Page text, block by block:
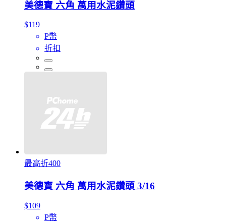
美德寶 六角 萬用水泥鑽頭
$119
P幣
折扣
最高折400
美德寶 六角 萬用水泥鑽頭 3/16
$109
P幣